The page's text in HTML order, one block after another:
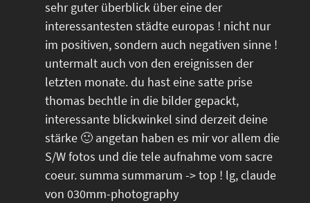
sehr guter überblick über eine der
interessantesten städte europas ! nicht nur
im positiven, sondern auch negativen sinne !
untermalt auch von den ereignissen der
letzten monate. du hast eine satte prise
thomas bechtle in die bilder gepackt,
interessante blickwinkel sind derzeit deine
stärke 🙂 angetan haben es mir vor allem die
S/W fotos und die tele aufnahme vom sacre
coeur. summa summarum -> top ! lg, claude
von 030mm-photography